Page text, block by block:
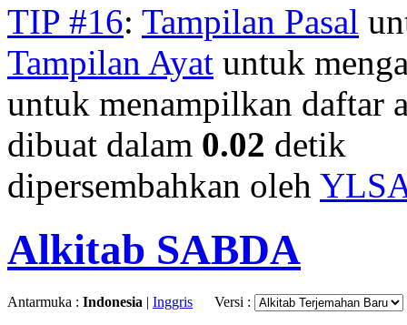
TIP #16: Tampilan Pasal
Tampilan Ayat untuk
untuk menampilkan daftar
dibuat dalam 0.02 detik
dipersembahkan oleh
Alkitab SABDA
Antarmuka : Indonesia | Inggris Versi :